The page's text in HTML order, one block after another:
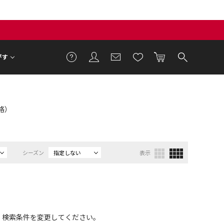
す
シーズン 指定しない 表示
索条件を変更してください。